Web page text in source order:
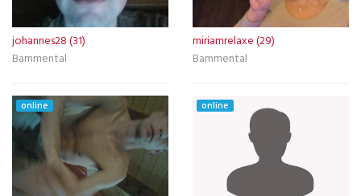
johannes28 (31)
Bammental
miriamrelaxe (29)
Bammental
online online